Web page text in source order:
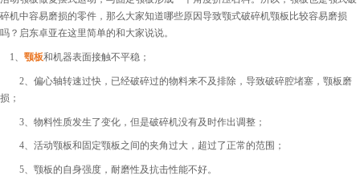
碎机中容易磨损的零件，那么大家知道哪些原因导致颚式破碎机颚板比较容易磨损
吗？启东卓亚在这里简单的和大家说说。
1、 颚板和机器表面接触不平稳；
2、偏心轴转速过快，已经破碎过的物料来不及排除，导致破碎腔堵塞，颚板磨
损；
3、物料性质发生了变化，但是破碎机没有及时作出调整；
4、活动颚板和固定颚板之间的夹角过大，超过了正常的范围；
5、颚板的自身强度，耐磨性及抗击性能不好。